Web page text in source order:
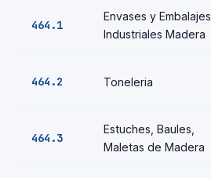
464.1
Envases y Embalajes
Industriales Madera
464.2 Toneleria
464.3
Estuches, Baules,
Maletas de Madera